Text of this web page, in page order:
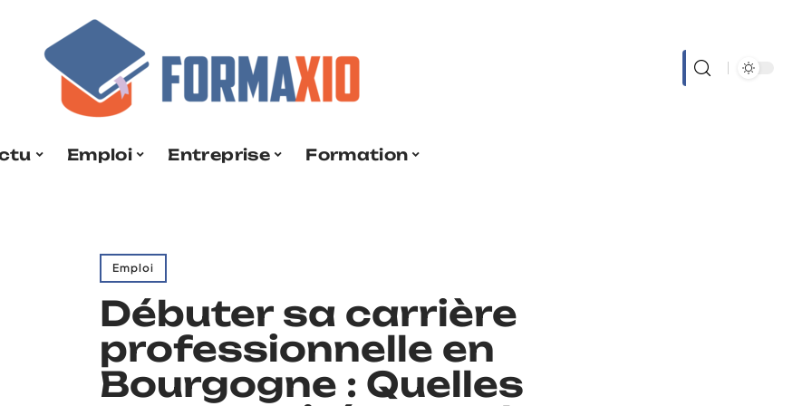
Emploi Entreprise Formation
Emploi
Débuter sa carrière
professionnelle en
Bourgogne : Quelles